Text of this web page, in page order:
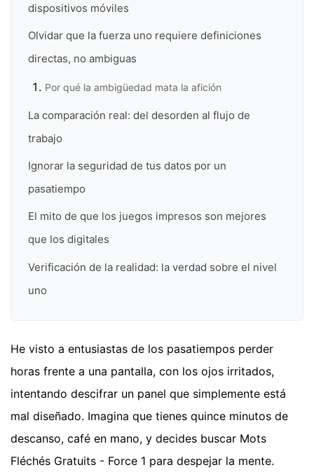
dispositivos móviles
Olvidar que la fuerza uno requiere definiciones
directas, no ambiguas
Por qué la ambigüedad mata la afición
La comparación real: del desorden al flujo de
trabajo
Ignorar la seguridad de tus datos por un
pasatiempo
El mito de que los juegos impresos son mejores
que los digitales
Verificación de la realidad: la verdad sobre el nivel
uno
He visto a entusiastas de los pasatiempos perder
horas frente a una pantalla, con los ojos irritados,
intentando descifrar un panel que simplemente está
mal diseñado. Imagina que tienes quince minutos de
descanso, café en mano, y decides buscar Mots
Fléchés Gratuits - Force 1 para despejar la mente.